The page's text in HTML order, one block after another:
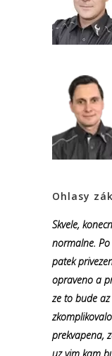
Ohlasy
Skvele,
normalne.
patek
opraveno a
ze to bude
prekvapena,